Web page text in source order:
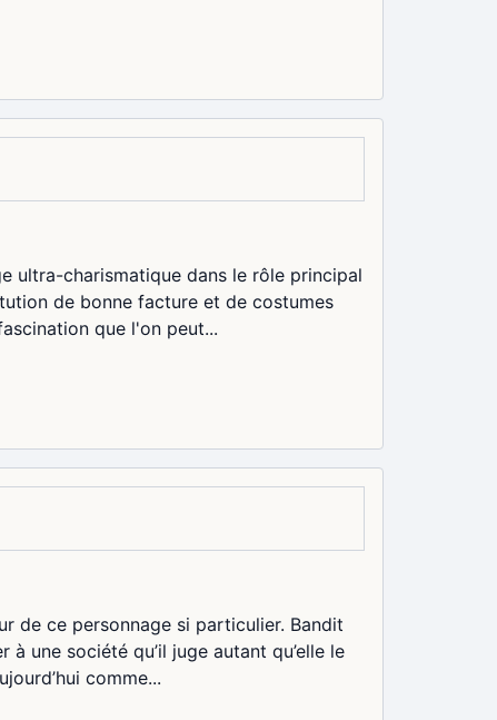
ultra-charismatique dans le rôle principal
de bonne facture et de costumes
que l'on peut...
de ce personnage si particulier. Bandit
une société qu’il juge autant qu’elle le
comme...